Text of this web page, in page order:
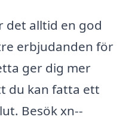
det alltid en god
erbjudanden för
ger dig mer
du kan fatta ett
Besök xn--